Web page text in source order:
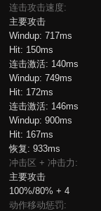
连击攻击速度:
主要攻击
Windup: 717ms
Hit: 150ms
连击激活: 140ms
Windup: 749ms
Hit: 172ms
连击激活: 146ms
Windup: 900ms
Hit: 167ms
恢复: 933ms
冲击区 + 冲击力:
主要攻击
100%/80% + 4
动作移动惩罚: